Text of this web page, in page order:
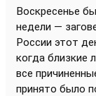
Воскресенье
недели —
России этот
когда близкие
все
принято было